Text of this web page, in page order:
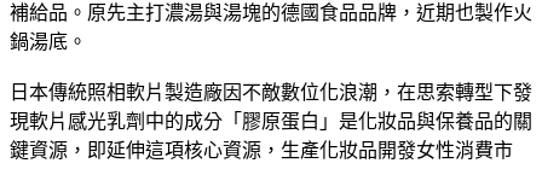
補給品。原先主打濃湯與湯塊的德國食品品牌，近期也製作火
鍋湯底。
日本傳統照相軟片製造廠因不敵數位化浪潮，在思索轉型下發
現軟片感光乳劑中的成分「膠原蛋白」是化妝品與保養品的關
鍵資源，即延伸這項核心資源，生產化妝品開發女性消費市